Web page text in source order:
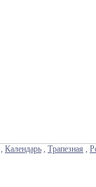
, Календарь , Трапезная ,